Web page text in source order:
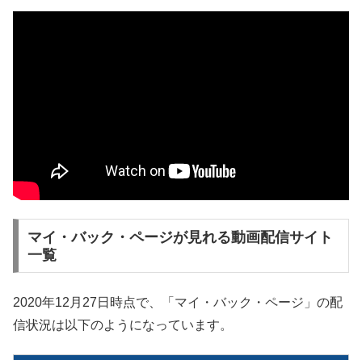
マイ・バック・ページが見れる動画配信サイト
一覧
2020年12月27日時点で、「マイ・バック・ページ」の配
信状況は以下のようになっています。